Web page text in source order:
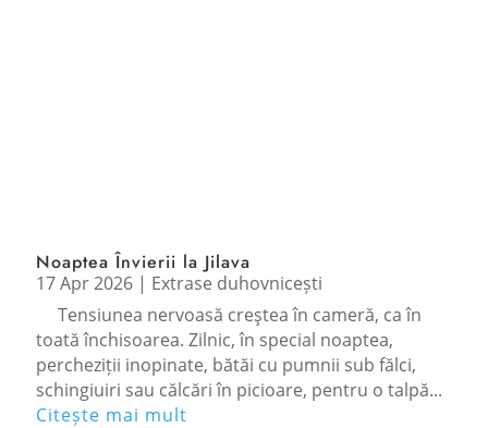
Noaptea Învierii la Jilava
17 Apr 2026| Extrase duhovnicești
Tensiunea nervoasă creştea în cameră, ca în
toată închisoarea. Zilnic, în special noaptea,
percheziții inopinate, bătăi cu pumnii sub fălci,
schingiuiri sau călcări în picioare, pentru o talpă...
Citește mai mult